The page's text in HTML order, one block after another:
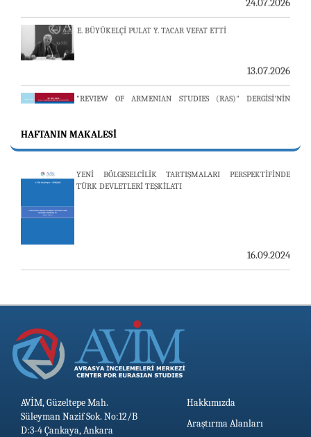
"REVIEW OF ARMENIAN STUDIES (RAS)" DERGİSİ'NİN
53’ÜNCÜ SAYISI YAYINLANDI
AVİM, ÖZBEKİSTAN’DAN İKİ ÖNEMLİ DÜŞÜNCE
HAFTANIN MAKALESI
YENİ BÖLGESELCİLİK TARTIŞMALARI PERSPEKTİFİNDE
TÜRK DEVLETLERİ TEŞKİLATI
16.09.2024
AVİM, Güzeltepe Mah.
Süleyman Nazif Sok. No:12/B
D:3-4 Çankaya, Ankara
Hakkımızda
Araştırma Alanları